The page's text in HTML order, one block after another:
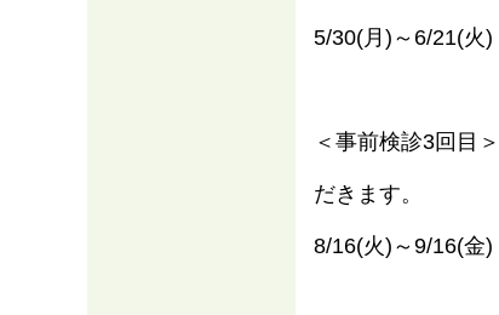
5/30(月)～6/21(
＜事前検診3回目
だきます。
8/16(火)～9/16(金)